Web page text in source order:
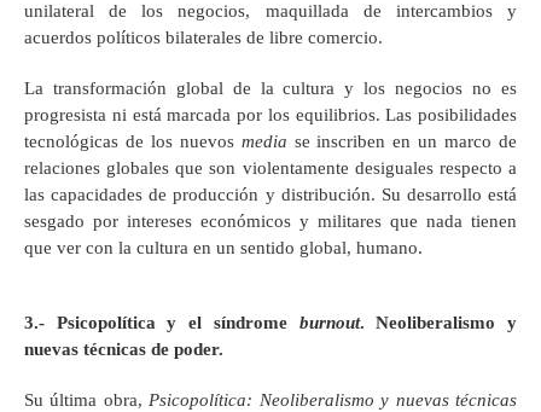
unilateral de los negocios, maquillada de intercambios y
acuerdos políticos bilaterales de libre comercio.
La transformación global de la cultura y los negocios no es
progresista ni está marcada por los equilibrios. Las posibilidades
tecnológicas de los nuevos media se inscriben en un marco de
relaciones globales que son violentamente desiguales respecto a
las capacidades de producción y distribución. Su desarrollo está
sesgado por intereses económicos y militares que nada tienen
que ver con la cultura en un sentido global, humano.
3.- Psicopolítica y el síndrome burnout. Neoliberalismo y
nuevas técnicas de poder.
Su última obra,Psicopolítica: Neoliberalismo y nuevas técnicas